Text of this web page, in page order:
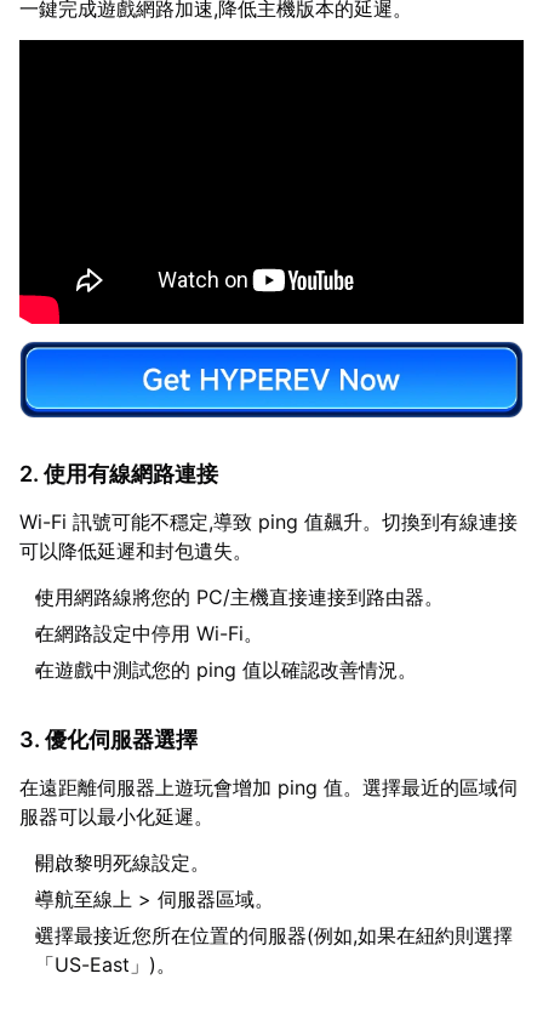
一鍵完成遊戲網路加速,降低主機版本的延遲。
2. 使用有線網路連接
Wi-Fi 訊號可能不穩定,導致 ping 值飆升。切換到有線連接
可以降低延遲和封包遺失。
使用網路線將您的 PC/主機直接連接到路由器。
在網路設定中停用 Wi-Fi。
在遊戲中測試您的 ping 值以確認改善情況。
3. 優化伺服器選擇
在遠距離伺服器上遊玩會增加 ping 值。選擇最近的區域伺
服器可以最小化延遲。
開啟黎明死線設定。
導航至線上 > 伺服器區域。
選擇最接近您所在位置的伺服器(例如,如果在紐約則選擇
「US-East」)。